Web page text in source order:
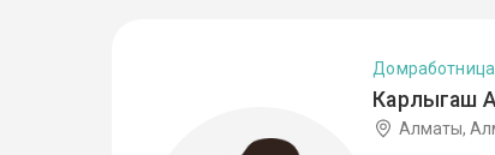
Карлыгаш
Домработница
Алматы,